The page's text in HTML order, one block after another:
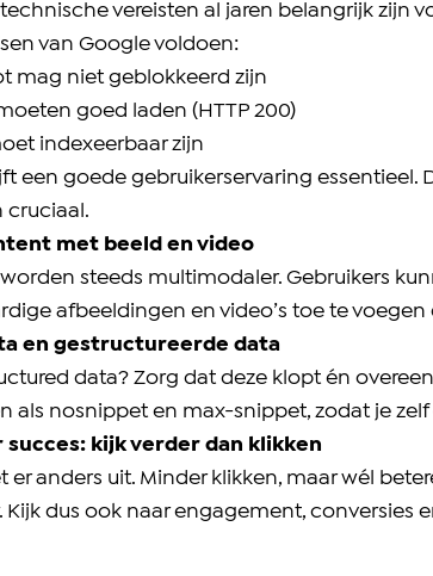
vereisten al jaren belangrijk zijn
van Google voldoen:
mag niet geblokkeerd zijn
goed laden (HTTP 200)
indexeerbaar zijn
een goede gebruikerservaring
cruciaal.
met beeld en video
steeds multimodaler. Gebruikers
afbeeldingen en video’s toe te voegen
en gestructureerde data
data? Zorg dat deze klopt én
als nosnippet en max-snippet, zodat je
succes: kijk verder dan klikken
er anders uit. Minder klikken, maar wél
Kijk dus ook naar engagement, conversies